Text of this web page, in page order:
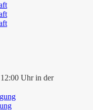
Uhr in der